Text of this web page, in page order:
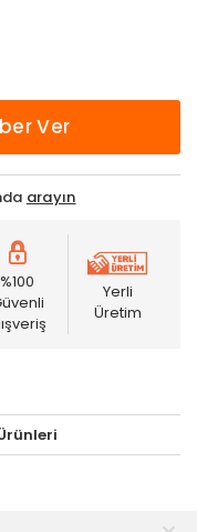
Ver
arayın
%100
Yerli
Üretim